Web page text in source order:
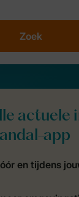
Zoek